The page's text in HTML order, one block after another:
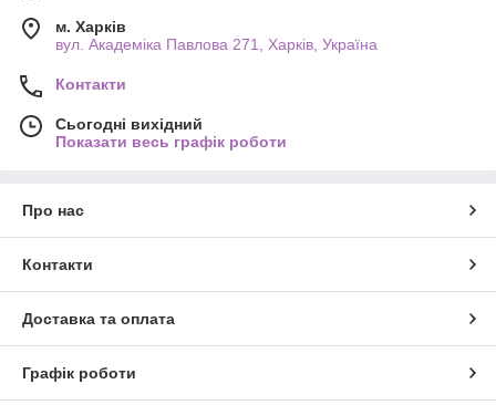
м. Харків
вул. Академіка Павлова 271, Харків, Україна
Контакти
Сьогодні вихідний
Показати весь графік роботи
Про нас
Контакти
Доставка та оплата
Графік роботи